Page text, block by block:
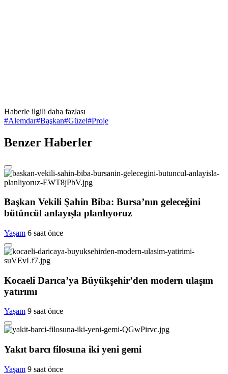
Haberle ilgili daha fazlası
#Alemdar#Başkan#Güzel#Proje
Benzer Haberler
Başkan Vekili Şahin Biba: Bursa’nın geleceğini
bütüncül anlayışla planlıyoruz
Yaşam 6 saat önce
Kocaeli Darıca’ya Büyükşehir’den modern ulaşım
yatırımı
Yaşam 9 saat önce
Yakıt barcı filosuna iki yeni gemi
Yaşam 9 saat önce